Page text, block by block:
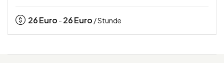
26Euro - 26Euro / Stunde